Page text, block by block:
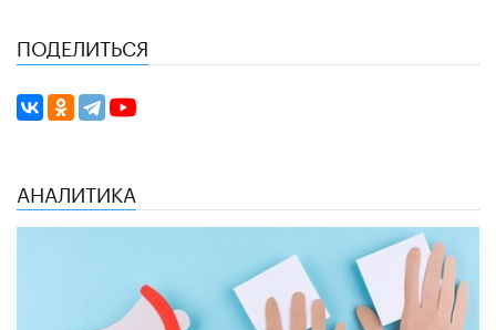
ПОДЕЛИТЬСЯ
АНАЛИТИКА